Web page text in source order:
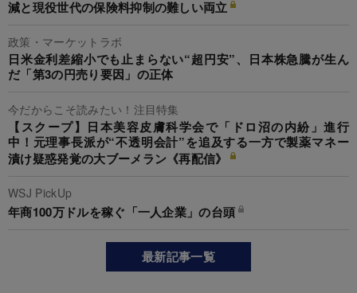
減と現役世代の保険料抑制の難しい両立
政策・マーケットラボ
日米金利差縮小でも止まらない“超円安”、日本株急騰が生ん
だ「第3の円売り要因」の正体
今だからこそ読みたい！注目特集
【スクープ】日本美容皮膚科学会で「ドロ沼の内紛」進行
中！元理事長派が“不透明会計”を追及する一方で製薬マネー
漬け疑惑発覚の大ブーメラン《再配信》
WSJ PickUp
年商100万ドルを稼ぐ「一人企業」の台頭
最新記事一覧